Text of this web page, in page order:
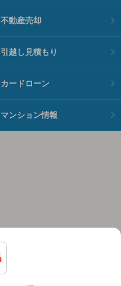
不動産売却
引越し見積もり
カードローン
マンション情報